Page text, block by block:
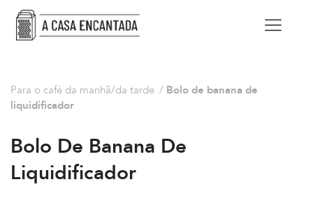
Para o café da manhã/da tarde / Bolo de banana de
liquidificador
Bolo De Banana De
Liquidificador